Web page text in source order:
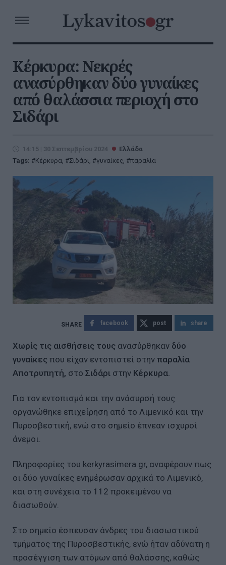
Κέρκυρα: Νεκρές
ανασύρθηκαν δύο γυναίκες
από θαλάσσια περιοχή στο
Σιδάρι
14:15 | 30 Σεπτεμβρίου 2024
Ελλάδα
Tags:
Κέρκυρα, Σιδάρι, γυναίκες, παραλία
facebook post share
Χωρίς τις αισθήσεις τους ανασύρθηκαν δύο
γυναίκες που είχαν εντοπιστεί στην παραλία
Αποτρυπητή, στο Σιδάρι στην Κέρκυρα.
Για τον εντοπισμό και την ανάσυρσή τους
οργανώθηκε επιχείρηση από το Λιμενικό και την
Πυροσβεστική, ενώ στο σημείο έπνεαν ισχυροί
άνεμοι.
Πληροφορίες του kerkyrasimera.gr, αναφέρουν πως
οι δύο γυναίκες ενημέρωσαν αρχικά το Λιμενικό,
και στη συνέχεια το 112 προκειμένου να
διασωθούν.
Στο σημείο έσπευσαν άνδρες του διασωστικού
τμήματος της Πυροσβεστικής, ενώ ήταν αδύνατη η
προσέγγιση των ατόμων από θαλάσσης, καθώς